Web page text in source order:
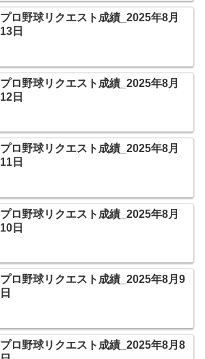
プロ野球リクエスト成績_2025年8月
13日
プロ野球リクエスト成績_2025年8月
12日
プロ野球リクエスト成績_2025年8月
11日
プロ野球リクエスト成績_2025年8月
10日
プロ野球リクエスト成績_2025年8月9
日
プロ野球リクエスト成績_2025年8月8